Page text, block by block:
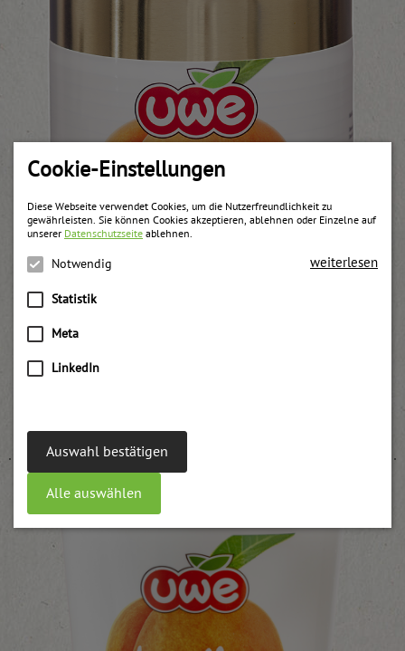
Cookie-Einstellungen
Diese Webseite verwendet Cookies, um die Nutzerfreundlichkeit zu
gewährleisten. Sie können Cookies akzeptieren, ablehnen oder Einzelne auf
unserer Datenschutzseite ablehnen.
Notwendig
Statistik
Meta
LinkedIn
weiterlesen
Auswahl bestätigen
Alle auswählen